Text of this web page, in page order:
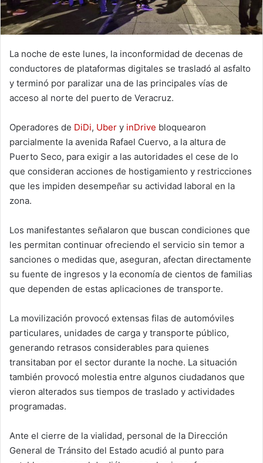
La noche de este lunes, la inconformidad de decenas de
conductores de plataformas digitales se trasladó al asfalto
y terminó por paralizar una de las principales vías de
acceso al norte del puerto de Veracruz.
Operadores de DiDi, Uber y inDrive bloquearon
parcialmente la avenida Rafael Cuervo, a la altura de
Puerto Seco, para exigir a las autoridades el cese de lo
que consideran acciones de hostigamiento y restricciones
que les impiden desempeñar su actividad laboral en la
zona.
Los manifestantes señalaron que buscan condiciones que
les permitan continuar ofreciendo el servicio sin temor a
sanciones o medidas que, aseguran, afectan directamente
su fuente de ingresos y la economía de cientos de familias
que dependen de estas aplicaciones de transporte.
La movilización provocó extensas filas de automóviles
particulares, unidades de carga y transporte público,
generando retrasos considerables para quienes
transitaban por el sector durante la noche. La situación
también provocó molestia entre algunos ciudadanos que
vieron alterados sus tiempos de traslado y actividades
programadas.
Ante el cierre de la vialidad, personal de la Dirección
General de Tránsito del Estado acudió al punto para